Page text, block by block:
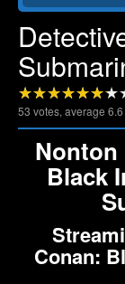
53 votes, average 6.6
Nonton
Black
Conan: